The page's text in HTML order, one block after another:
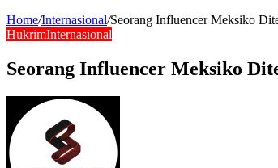
Home/Internasional/Seorang Influencer Meksiko
HukrimInternasional
Seorang Influencer Meksiko